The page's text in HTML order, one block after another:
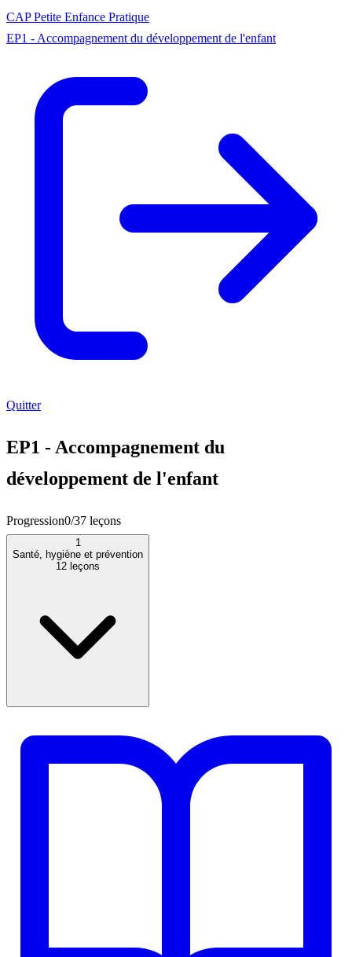
CAP Petite Enfance Pratique
EP1 - Accompagnement du développement de l'enfant
Quitter
EP1 - Accompagnement du
développement de l'enfant
Progression0/37 leçons
1
Santé, hygiène et prévention
12 leçons